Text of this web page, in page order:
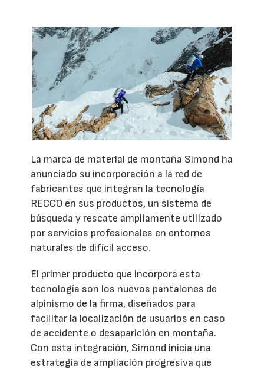
La marca de material de montaña Simond ha
anunciado su incorporación a la red de
fabricantes que integran la tecnología
RECCO en sus productos, un sistema de
búsqueda y rescate ampliamente utilizado
por servicios profesionales en entornos
naturales de difícil acceso.
El primer producto que incorpora esta
tecnología son los nuevos pantalones de
alpinismo de la firma, diseñados para
facilitar la localización de usuarios en caso
de accidente o desaparición en montaña.
Con esta integración, Simond inicia una
estrategia de ampliación progresiva que